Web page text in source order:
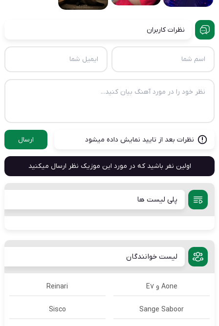
نظرات کاربران
نظرات بعد از تایید نمایش داده میشود ارسال
اولین نفر باشید که در مورد این موزیک نظر ارسال میکنید
پلی لیست ها
لیست خوانندگان
Aone و E7 Reinari
Sange Saboor
Sisco